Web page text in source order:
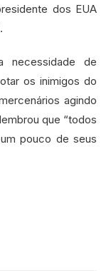
dos EUA
necessidade de
os inimigos do
agindo
que “todos
pouco de seus